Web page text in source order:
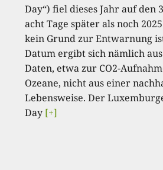
Day“) fiel dieses Jahr auf den
acht Tage später als noch
kein Grund zur Entwarnung
Datum ergibt sich nämlich
Daten, etwa zur CO2-
Ozeane, nicht aus einer
Lebensweise. Der
Day [+]